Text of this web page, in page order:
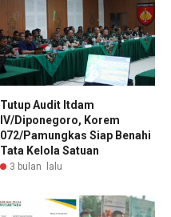
Tutup Audit Itdam
IV/Diponegoro, Korem
072/Pamungkas Siap Benahi
Tata Kelola Satuan
3 bulan lalu